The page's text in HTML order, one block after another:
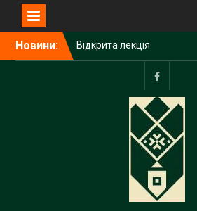
Новини:
Відкрита лекція
Пшемислава Макаровича
(Przemysław Makarowicz)
– відомого польського
археолога, доктора
габілітованого,
професора Інституту
доісторії Університету
імені Адама Міцкевича в
Познані (Республіка
Польща) на тему «Bukivna.
facebook